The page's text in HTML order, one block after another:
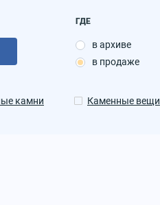
ГДЕ
в архиве
в продаже
камни Каменные вещи